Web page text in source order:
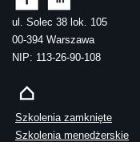
ul. Solec 38 lok. 105
00-394 Warszawa
NIP: 113-26-90-108
Szkolenia zamknięte
Szkolenia menedżerskie